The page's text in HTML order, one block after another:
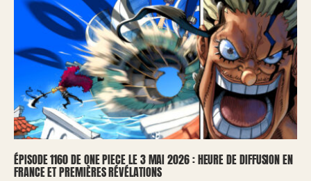
ÉPISODE 1160 DE ONE PIECE LE 3 MAI 2026 : HEURE DE DIFFUSION EN
FRANCE ET PREMIÈRES RÉVÉLATIONS